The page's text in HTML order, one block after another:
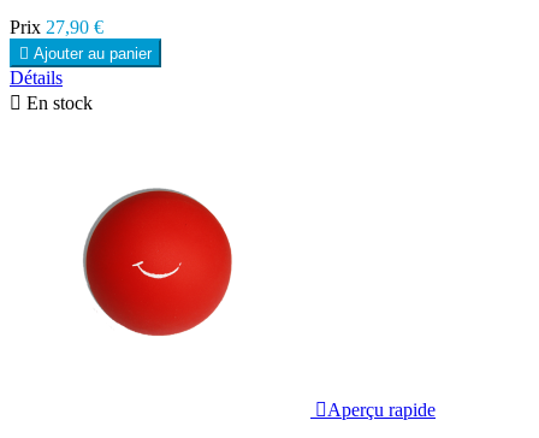
Prix 27,90 €
 Ajouter au panier
Détails
 En stock
Aperçu rapide